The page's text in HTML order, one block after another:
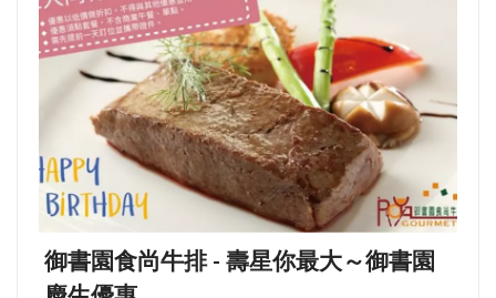
御書園食尚牛排 - 壽星你最大～御書園